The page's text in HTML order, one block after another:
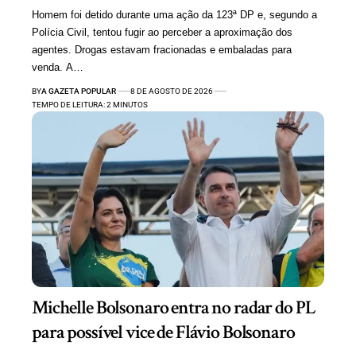
Homem foi detido durante uma ação da 123ª DP e, segundo a
Polícia Civil, tentou fugir ao perceber a aproximação dos
agentes. Drogas estavam fracionadas e embaladas para
venda. A…
BYA GAZETA POPULAR
8 DE AGOSTO DE 2026
TEMPO DE LEITURA: 2 MINUTOS
Michelle Bolsonaro entra no radar do PL
para possível vice de Flávio Bolsonaro